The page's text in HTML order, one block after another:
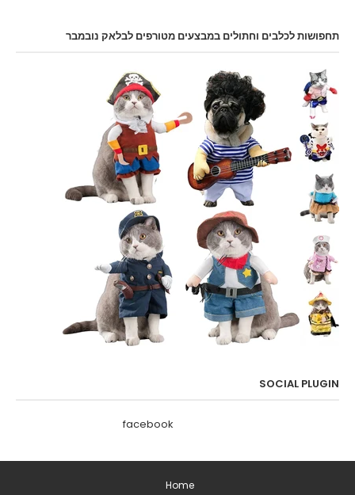
תחפושות לכלבים וחתולים במבצעים מטורפים לבלאק נובמבר
SOCIAL PLUGIN
facebook
Home